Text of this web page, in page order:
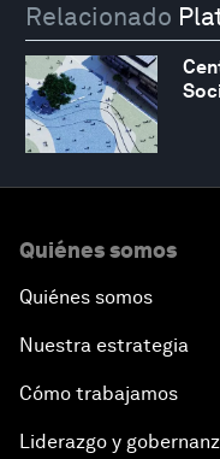
Relacionado
Quiénes somos
Quiénes somos
Nuestra estrategia
Cómo trabajamos
Liderazgo y